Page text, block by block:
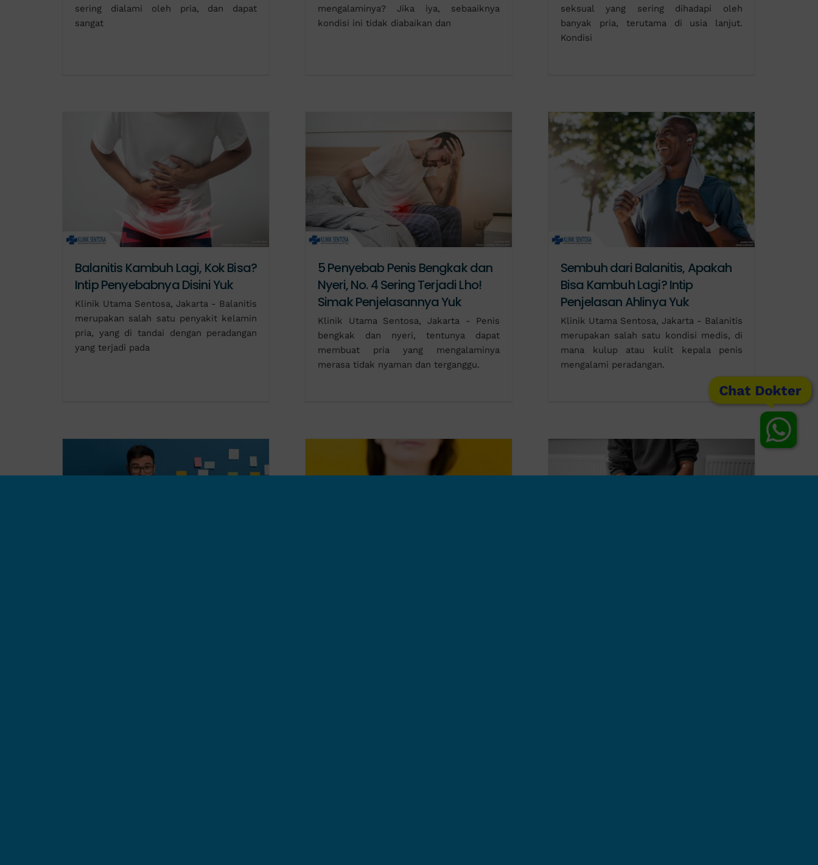
Chat Dokter
sering dialami oleh pria, dan dapat
sangat
mengalaminya? Jika iya, sebaaiknya
kondisi ini tidak diabaikan dan
seksual yang sering dihadapi oleh
banyak pria, terutama di usia lanjut.
Kondisi
Balanitis Kambuh Lagi, Kok Bisa?
Intip Penyebabnya Disini Yuk
Klinik Utama Sentosa, Jakarta - Balanitis
merupakan salah satu penyakit kelamin
pria, yang di tandai dengan peradangan
yang terjadi pada
5 Penyebab Penis Bengkak dan
Nyeri, No. 4 Sering Terjadi Lho!
Simak Penjelasannya Yuk
Klinik Utama Sentosa, Jakarta - Penis
bengkak dan nyeri, tentunya dapat
membuat pria yang mengalaminya
merasa tidak nyaman dan terganggu.
Sembuh dari Balanitis, Apakah
Bisa Kambuh Lagi? Intip
Penjelasan Ahlinya Yuk
Klinik Utama Sentosa, Jakarta - Balanitis
merupakan salah satu kondisi medis, di
mana kulup atau kulit kepala penis
mengalami peradangan.